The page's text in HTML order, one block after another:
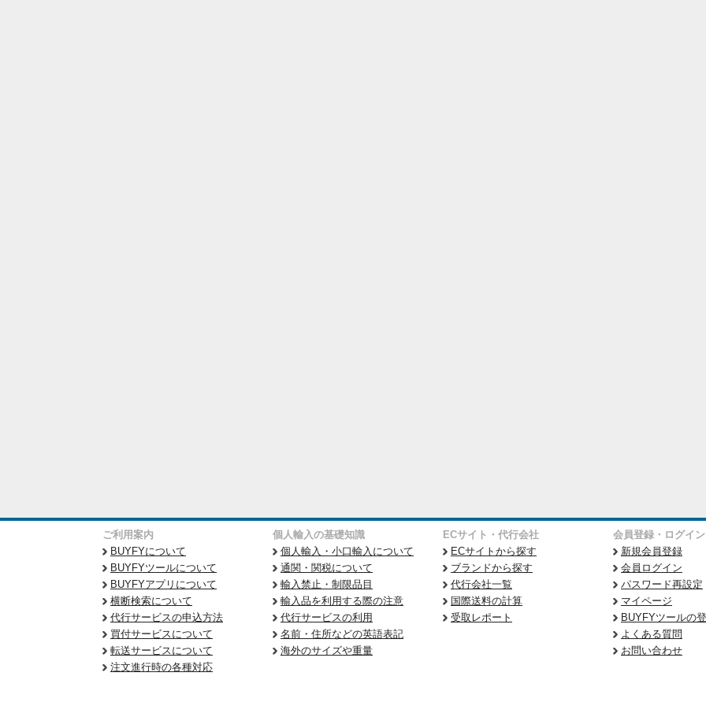
ご利用案内
BUYFYについて
BUYFYツールについて
BUYFYアプリについて
横断検索について
代行サービスの申込方法
買付サービスについて
転送サービスについて
注文進行時の各種対応
個人輸入の基礎知識
個人輸入・小口輸入について
通関・関税について
輸入禁止・制限品目
輸入品を利用する際の注意
代行サービスの利用
名前・住所などの英語表記
海外のサイズや重量
ECサイト・代行会社
ECサイトから探す
ブランドから探す
代行会社一覧
国際送料の計算
受取レポート
会員登録・ログイン
新規会員登録
会員ログイン
パスワード再設定
マイページ
BUYFYツールの
よくある質問
お問い合わせ